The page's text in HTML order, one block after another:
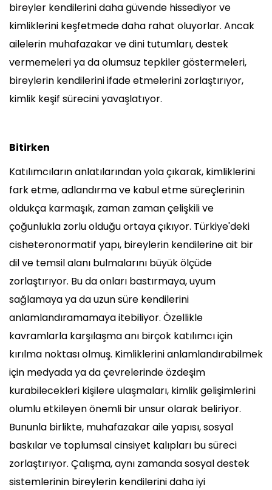
bireyler kendilerini daha güvende hissediyor ve
kimliklerini keşfetmede daha rahat oluyorlar. Ancak
ailelerin muhafazakar ve dini tutumları, destek
vermemeleri ya da olumsuz tepkiler göstermeleri,
bireylerin kendilerini ifade etmelerini zorlaştırıyor,
kimlik keşif sürecini yavaşlatıyor.
Bitirken
Katılımcıların anlatılarından yola çıkarak, kimliklerini
fark etme, adlandırma ve kabul etme süreçlerinin
oldukça karmaşık, zaman zaman çelişkili ve
çoğunlukla zorlu olduğu ortaya çıkıyor. Türkiye'deki
cisheteronormatif yapı, bireylerin kendilerine ait bir
dil ve temsil alanı bulmalarını büyük ölçüde
zorlaştırıyor. Bu da onları bastırmaya, uyum
sağlamaya ya da uzun süre kendilerini
anlamlandıramamaya itebiliyor. Özellikle
kavramlarla karşılaşma anı birçok katılımcı için
kırılma noktası olmuş. Kimliklerini anlamlandırabilmek
için medyada ya da çevrelerinde özdeşim
kurabilecekleri kişilere ulaşmaları, kimlik gelişimlerini
olumlu etkileyen önemli bir unsur olarak beliriyor.
Bununla birlikte, muhafazakar aile yapısı, sosyal
baskılar ve toplumsal cinsiyet kalıpları bu süreci
zorlaştırıyor. Çalışma, aynı zamanda sosyal destek
sistemlerinin bireylerin kendilerini daha iyi